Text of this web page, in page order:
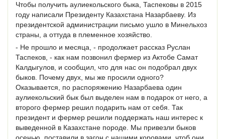
Чтобы получить аулиекольского быка, Таспековы в 2015
году написали Президенту Казахстана Назарбаеву. Из
президентской администрации письмо ушло в Минельхоз
страны, а оттуда в племенное хозяйство.
- Не прошло и месяца, - продолжает рассказ Руслан
Таспеков, - как нам позвонил фермер из Актобе Самат
Калдыгулов, и сообщил, что для нас он подобрал двух
быков. Почему двух, мы же просили одного?
Оказывается, по распоряжению Назарбаева один
аулиекольский бык был выделен нам в подарок от него, а
второго фермер решил подарить нам от себя. Так
президент и фермер решили поддержать наш интерес к
выведенной в Казахстане породе. Мы привезли быков